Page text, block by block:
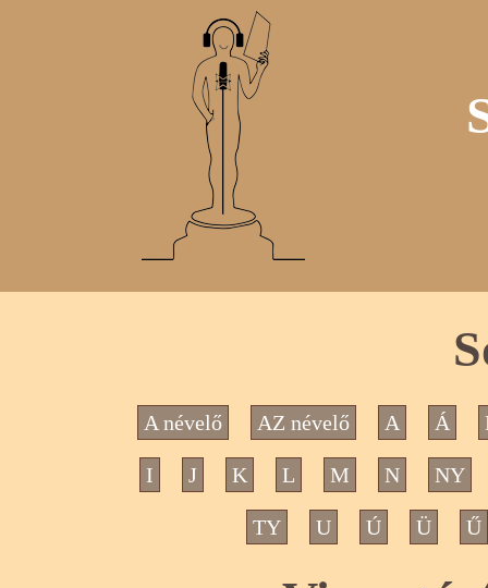
A névelő AZ névelő A Á
I J K L M N NY
TY U Ú Ü Ű